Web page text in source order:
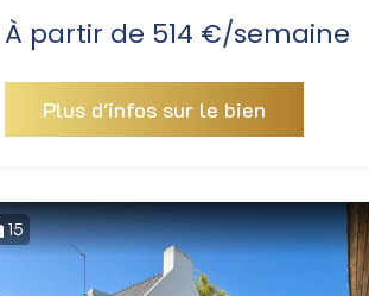
À partir de 514 €/semaine
Plus d'infos sur le bien
15